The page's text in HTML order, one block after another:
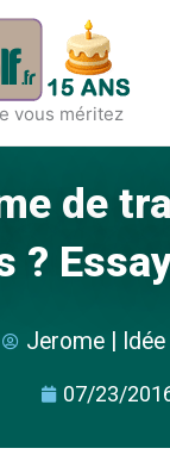
vous méritez
de
?
Jerome |
07/23/